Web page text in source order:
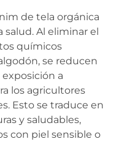
de tela orgánica
Al eliminar el
químicos
se reducen
exposición a
los agricultores
Esto se traduce en
y saludables,
con piel sensible o